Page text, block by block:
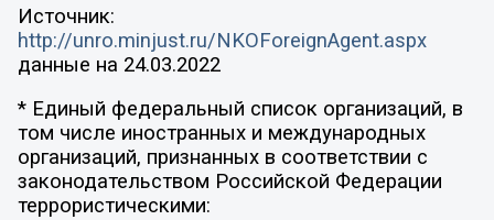
Источник:
http://unro.minjust.ru/NKOForeignAgent.aspx
данные на 24.03.2022
* Единый федеральный список организаций, в
том числе иностранных и международных
организаций, признанных в соответствии с
законодательством Российской Федерации
террористическими: